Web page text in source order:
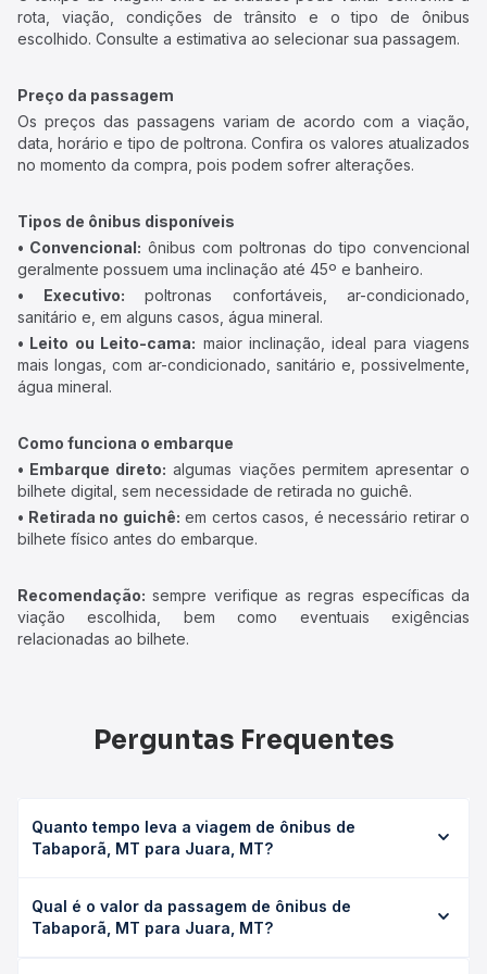
rota, viação, condições de trânsito e o tipo de ônibus
escolhido. Consulte a estimativa ao selecionar sua passagem.
Preço da passagem
Os preços das passagens variam de acordo com a viação,
data, horário e tipo de poltrona. Confira os valores atualizados
no momento da compra, pois podem sofrer alterações.
Tipos de ônibus disponíveis
• Convencional: ônibus com poltronas do tipo convencional
geralmente possuem uma inclinação até 45º e banheiro.
• Executivo: poltronas confortáveis, ar-condicionado,
sanitário e, em alguns casos, água mineral.
• Leito ou Leito-cama: maior inclinação, ideal para viagens
mais longas, com ar-condicionado, sanitário e, possivelmente,
água mineral.
Como funciona o embarque
• Embarque direto: algumas viações permitem apresentar o
bilhete digital, sem necessidade de retirada no guichê.
• Retirada no guichê: em certos casos, é necessário retirar o
bilhete físico antes do embarque.
Recomendação: sempre verifique as regras específicas da
viação escolhida, bem como eventuais exigências
relacionadas ao bilhete.
Perguntas Frequentes
Quanto tempo leva a viagem de ônibus de
Tabaporã, MT para Juara, MT?
em média 2h 37min, podendo variar conforme a viação, o
tipo de serviço (convencional, executivo ou leito) e as
Qual é o valor da passagem de ônibus de
Tabaporã, MT para Juara, MT?